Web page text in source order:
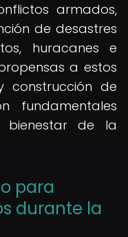
armados,
de desastres
huracanes e
a estos
construcción de
fundamentales
de la
para
durante la